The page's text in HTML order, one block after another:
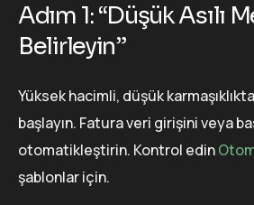
Adım 1: “Düşük Asılı
Belirleyin”
Yüksek hacimli, düşük
başlayın. Fatura veri girişini veya
otomatikleştirin. Kontrol edin
şablonlar için.